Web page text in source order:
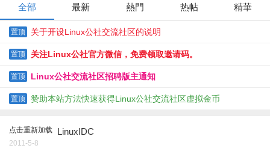
全部 最新 熱門 热帖 精華
置顶 关于开设Linux公社交流社区的说明
置顶 关注Linux公社官方微信，免费领取邀请码。
置顶 Linux公社交流社区招聘版主通知
置顶 赞助本站方法快速获得Linux公社交流社区虚拟金币
点击重新加载 LinuxIDC
2011-5-8